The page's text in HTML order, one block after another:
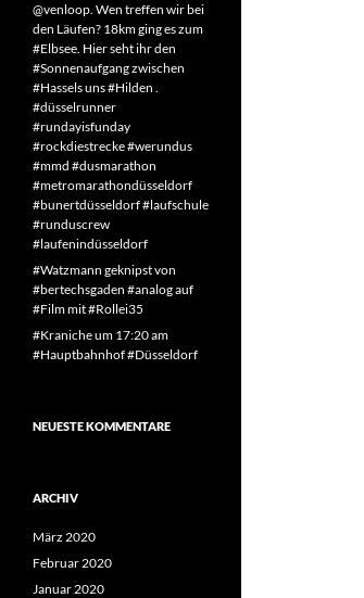
@venloop. Wen treffen wir bei
den Läufen? 18km ging es zum
#Elbsee. Hier seht ihr den
#Sonnenaufgang zwischen
#Hassels uns #Hilden .
#düsselrunner
#rundayisfunday
#rockdiestrecke #werundus
#mmd #dusmarathon
#metromarathondüsseldorf
#bunertdüsseldorf #laufschule
#runduscrew
#laufenindüsseldorf
#Watzmann geknipst von
#bertechsgaden #analog auf
#Film mit #Rollei35
#Kraniche um 17:20 am
#Hauptbahnhof #Düsseldorf
NEUESTE KOMMENTARE
ARCHIV
März 2020
Februar 2020
Januar 2020